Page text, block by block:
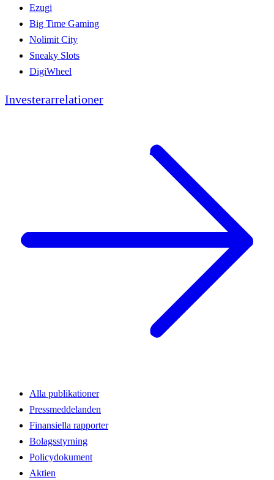
Ezugi
Big Time Gaming
Nolimit City
Sneaky Slots
DigiWheel
Investerarrelationer
Alla publikationer
Pressmeddelanden
Finansiella rapporter
Bolagsstyrning
Policydokument
Aktien